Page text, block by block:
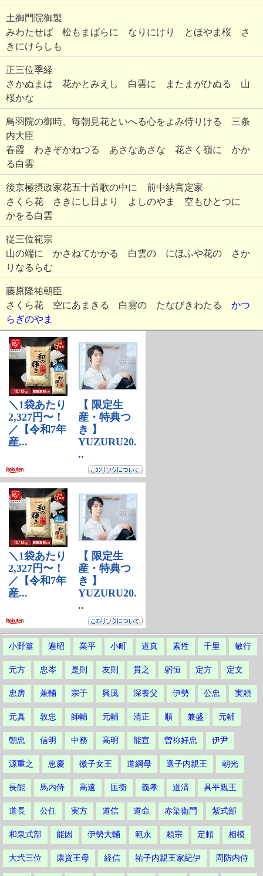
土御門院御製
みわたせば 松もまばらに なりにけり とほやま桜 さ
きにけらしも
正三位季経
さかぬまは 花かとみえし 白雲に またまがひぬる 山
桜かな
鳥羽院の御時、毎朝見花といへる心をよみ侍りける 三条
内大臣
春霞 わきぞかねつる あさなあさな 花さく嶺に かか
る白雲
後京極摂政家花五十首歌の中に 前中納言定家
さくら花 さきにし日より よしのやま 空もひとつに
かをる白雲
従三位範宗
山の端に かさねてかかる 白雲の にほふや花の さか
りなるらむ
藤原隆祐朝臣
さくら花 空にあまきる 白雲の たなびきわたる かつ
らぎのやま
小野篁 遍昭 業平 小町 道真 素性 千里 敏行
元方 忠岑 是則 友則 貫之 躬恒 定方 定文
忠房 兼輔 宗于 興風 深養父 伊勢 公忠 実頼
元真 敦忠 師輔 元輔 清正 順 兼盛 元輔
朝忠 信明 中務 高明 能宣 曽祢好忠 伊尹
源重之 恵慶 徽子女王 道綱母 選子内親王 朝光
長能 馬内侍 高遠 匡衡 義孝 道済 具平親王
道長 公任 実方 道信 道命 赤染衛門 紫式部
和泉式部 能因 伊勢大輔 範永 頼宗 定頼 相模
大弐三位 康資王母 経信 祐子内親王家紀伊 周防内侍